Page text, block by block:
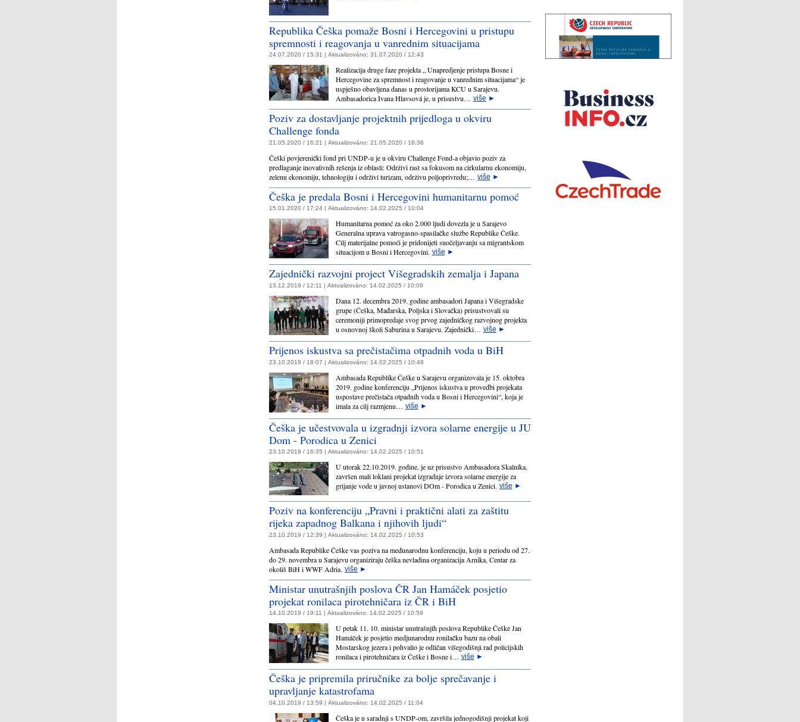
Republika Češka pomaže Bosni i Hercegovini u pristupu
spremnosti i reagovanja u vanrednim situacijama
24.07.2020 / 15:31 | Aktualizováno: 31.07.2020 / 12:43
Realizacija druge faze projekta „ Unapredjenje pristupa Bosne i
Hercegovine za spremnost i reagovanje u vanrednim situacijama“ je
uspješno obavljena danas u prostorijama KCU u Sarajevu.
Ambasadorica Ivana Hlavsová je, u prisustvu… više ►
Poziv za dostavljanje projektnih prijedloga u okviru
Challenge fonda
21.05.2020 / 16:21 | Aktualizováno: 21.05.2020 / 16:36
Češki povjerenički fond pri UNDP-u je u okviru Challenge Fond-a objavio poziv za
predlaganje inovativnih rešenja iz oblasti: Održivi rast sa fokusom na cirkularnu ekonomiju,
zelenu ekonomiju, tehnologiju i održivi turizam, održivu poljoprivredu;… više ►
Češka je predala Bosni i Hercegovini humanitarnu pomoć
15.01.2020 / 17:24 | Aktualizováno: 14.02.2025 / 10:04
Humanitarna pomoć za oko 2.000 ljudi dovezla je u Sarajevo
Generalna uprava vatrogasno-spasilačke službe Republike Češke.
Cilj materijalne pomoći je pridonijeti suočeljavanju sa migrantskom
situacijom u Bosni i Hercegovini. više ►
Zajednički razvojni project Višegradskih zemalja i Japana
13.12.2019 / 12:11 | Aktualizováno: 14.02.2025 / 10:09
Dana 12. decembra 2019. godine ambasadori Japana i Višegradske
grupe (Češka, Mađarska, Poljska i Slovačka) prisustvovali su
ceremoniji primopredaje svog prvog zajedničkog razvojnog projekta
u osnovnoj školi Saburina u Sarajevu. Zajednički… više ►
Prijenos iskustva sa prečistačima otpadnih voda u BiH
23.10.2019 / 18:07 | Aktualizováno: 14.02.2025 / 10:48
Ambasada Republike Češke u Sarajevu organizovala je 15. oktobra
2019. godine konferenciju „Prijenos iskustva u provedbi projekata
uspostave prečistača otpadnih voda u Bosni i Hercegovini“, koja je
imala za cilj razmjenu… više ►
Češka je učestvovala u izgradnji izvora solarne energije u JU
Dom - Porodica u Zenici
23.10.2019 / 16:35 | Aktualizováno: 14.02.2025 / 10:51
U utorak 22.10.2019. godine, je uz prisustvo Ambasadora Skalníka,
završen mali loklani projekat izgradnje izvora solarne energije za
grijanje vode u javnoj ustanovi DOm - Porodica u Zenici. više ►
Poziv na konferenciju „Pravni i praktični alati za zaštitu
rijeka zapadnog Balkana i njihovih ljudi“
23.10.2019 / 12:39 | Aktualizováno: 14.02.2025 / 10:53
Ambasada Republike Češke vas poziva na međunarodnu konferenciju, koju u periodu od 27.
do 29. novembra u Sarajevu organiziraju češka nevladina organizacija Arnika, Centar za
okoliš BiH i WWF Adria. više ►
Ministar unutrašnjih poslova ČR Jan Hamáček posjetio
projekat ronilaca pirotehničara iz ČR i BiH
14.10.2019 / 19:11 | Aktualizováno: 14.02.2025 / 10:59
U petak 11. 10. ministar unutrašnjih poslova Republike Češke Jan
Hamáček je posjetio medjunarodnu ronilačku bazu na obali
Mostarskog jezera i pohvalio je odličan višegodišnji rad policijskih
ronilaca i pirotehničara iz Češke i Bosne i… više ►
Češka je pripremila priručnike za bolje sprečavanje i
upravljanje katastrofama
04.10.2019 / 13:59 | Aktualizováno: 14.02.2025 / 11:04
Češka je u saradnji s UNDP-om, završila jednogodišnji projekat koji